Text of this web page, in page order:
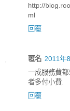
http://
ml
回覆
匿名 2011年
一成服務費
者多付小費.
回覆